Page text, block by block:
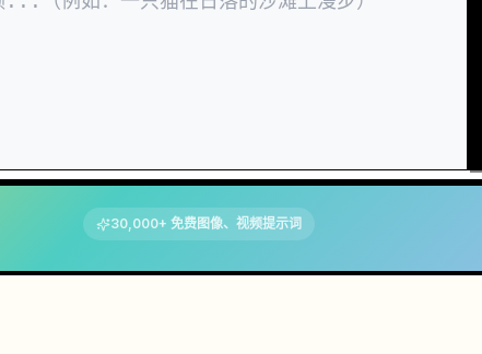
30,000+ 免费图像、视频提示词